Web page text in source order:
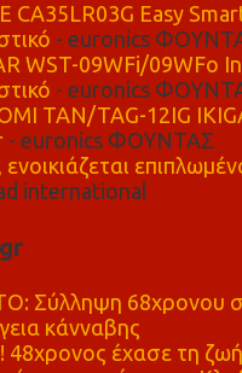
CA35LR03G Easy
- euronics
WST-09WFi/09WFo
- euronics
TAN/TAG-12IG
- euronics ΦΟΥΝΤΑΣ
international
Σύλληψη 68χρονου
κάνναβης
48χρονος έχασε τη